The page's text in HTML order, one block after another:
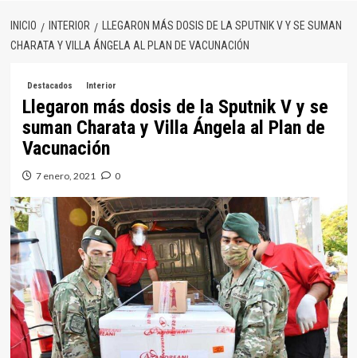
INICIO INTERIOR
LLEGARON MÁS DOSIS DE LA SPUTNIK V Y SE SUMAN
CHARATA Y VILLA ÁNGELA AL PLAN DE VACUNACIÓN
Destacados Interior
Llegaron más dosis de la Sputnik V y se
suman Charata y Villa Ángela al Plan de
Vacunación
7 enero, 2021 0